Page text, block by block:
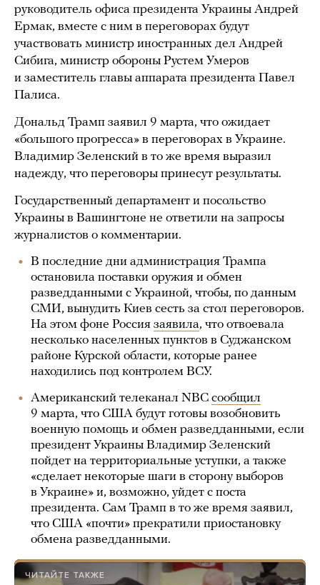
руководитель офиса президента Украины Андрей
Ермак, вместе с ним в переговорах будут
участвовать министр иностранных дел Андрей
Сибига, министр обороны Рустем Умеров
и заместитель главы аппарата президента Павел
Палиса.
Дональд Трамп заявил 9 марта, что ожидает
«большого прогресса» в переговорах в Украине.
Владимир Зеленский в то же время выразил
надежду, что переговоры принесут результаты.
Государственный департамент и посольство
Украины в Вашингтоне не ответили на запросы
журналистов о комментарии.
В последние дни администрация Трампа
остановила поставки оружия и обмен
разведданными с Украиной, чтобы, по данным
СМИ, вынудить Киев сесть за стол переговоров.
На этом фоне Россия заявила, что отвоевала
несколько населенных пунктов в Суджанском
районе Курской области, которые ранее
находились под контролем ВСУ.
Американский телеканал NBC сообщил
9 марта, что США будут готовы возобновить
военную помощь и обмен разведданными, если
президент Украины Владимир Зеленский
пойдет на территориальные уступки, а также
«сделает некоторые шаги в сторону выборов
в Украине» и, возможно, уйдет с поста
президента. Сам Трамп в то же время заявил,
что США «почти» прекратили приостановку
обмена разведданными.
ЧИТАЙТЕ ТАКЖЕ